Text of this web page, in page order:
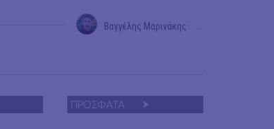
Βαγγέλης Μαρινάκης
ΠΡΟΣΦΑΤΑ